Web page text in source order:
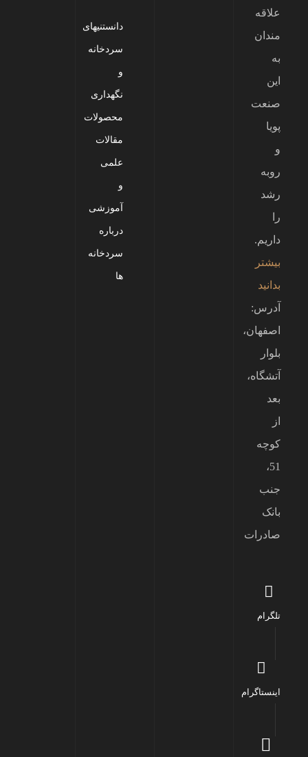
دانستنیهای
سردخانه
و
نگهداری
محصولات
مقالات
علمی
و
آموزشی
درباره
سردخانه
ها
علاقه
مندان
به
این
صنعت
پویا
و
روبه
رشد
را
داریم.
بیشتر
بدانید
آدرس:
اصفهان،
بلوار
آتشگاه،
بعد
از
کوچه
51،
جنب
بانک
صادرات
تلگرام
اینستاگرام